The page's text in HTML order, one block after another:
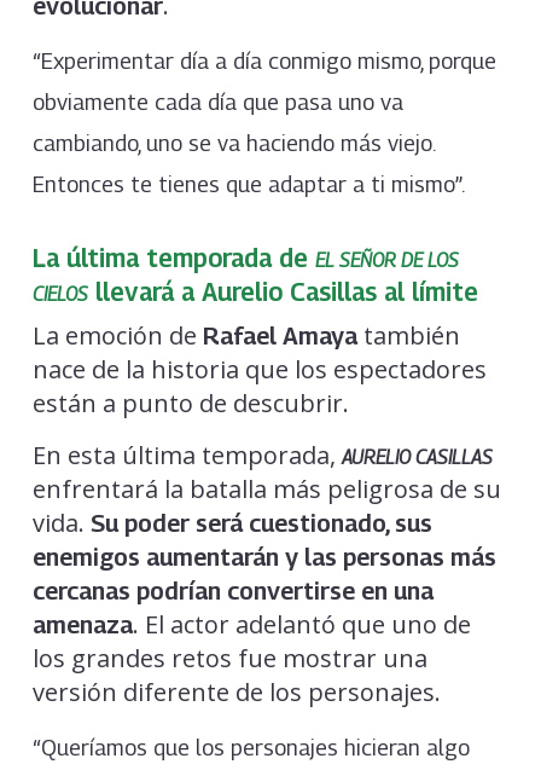
evolucionar
“Experimentar día a día conmigo mismo, porque
obviamente cada día que pasa uno va
cambiando, uno se va haciendo más viejo.
Entonces te tienes que adaptar a ti mismo”.
La última temporada de EL SEÑOR DE LOS
CIELOSllevará a Aurelio Casillas al límite
La emoción de Rafael Amayatambién
nace de la historia que los espectadores
están a punto de descubrir.
En esta última temporada,AURELIO CASILLAS
enfrentará la batalla más peligrosa de su
vida. Su poder será cuestionado, sus
enemigos aumentarán y las personas más
cercanas podrían convertirse en una
amenaza. El actor adelantó que uno de
los grandes retos fue mostrar una
versión diferente de los personajes.
“Queríamos que los personajes hicieran algo